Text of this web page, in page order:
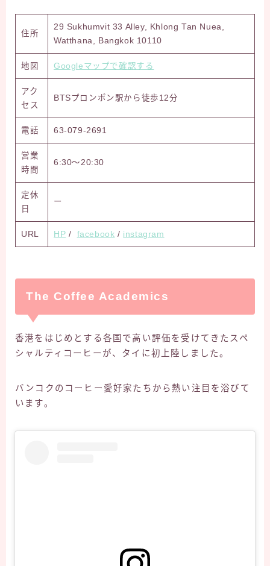
住所
29 Sukhumvit 33 Alley, Khlong Tan Nuea,
Watthana, Bangkok 10110
地図 Googleマップで確認する
アク
セス
BTSプロンポン駅から徒歩12分
電話 63-079-2691
営業
時間
6:30～20:30
定休
日
ー
URL HP / facebook / instagram
The Coffee Academics
香港をはじめとする各国で高い評価を受けてきたスペ
シャルティコーヒーが、タイに初上陸しました。
バンコクのコーヒー愛好家たちから熱い注目を浴びて
います。